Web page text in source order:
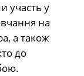
участь у
на
а також
до